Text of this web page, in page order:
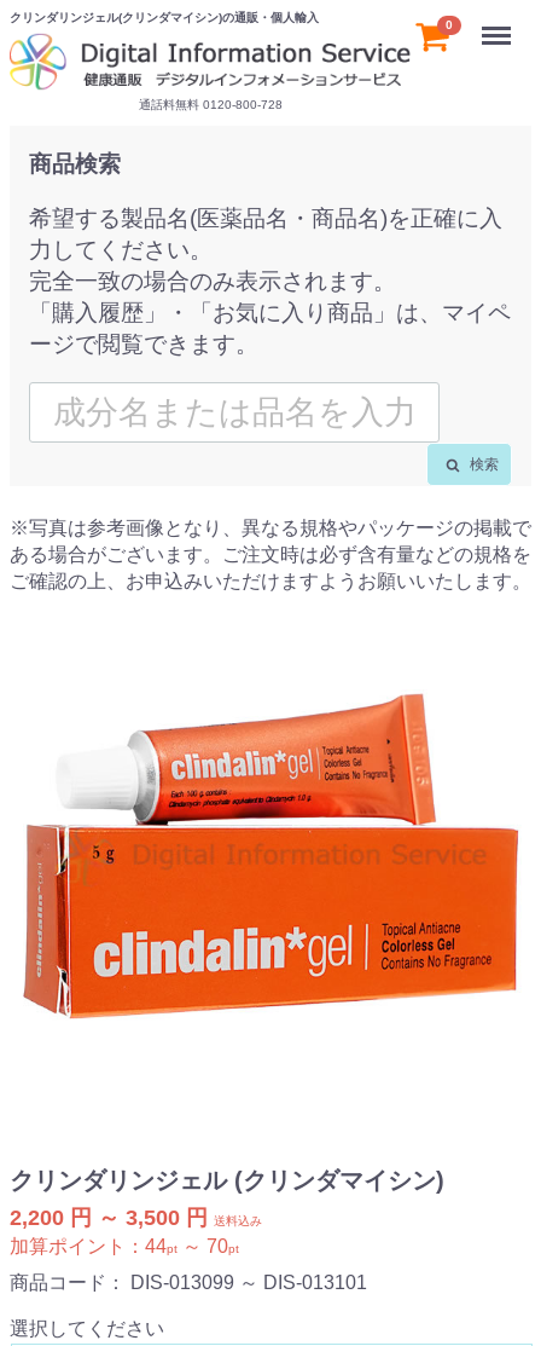
クリンダリンジェル(クリンダマイシン)の通販・個人輸入
通話料無料 0120-800-728
0 Menu
商品検索
希望する製品名(医薬品名・商品名)を正確に入
力してください。
完全一致の場合のみ表示されます。
「購入履歴」・「お気に入り商品」は、マイペ
ージで閲覧できます。
検索
※写真は参考画像となり、異なる規格やパッケージの掲載で
ある場合がございます。ご注文時は必ず含有量などの規格を
ご確認の上、お申込みいただけますようお願いいたします。
クリンダリンジェル (クリンダマイシン)
2,200 円 ～ 3,500 円 送料込み
加算ポイント： 44pt ～ 70pt
商品コード： DIS-013099 ～ DIS-013101
選択してください